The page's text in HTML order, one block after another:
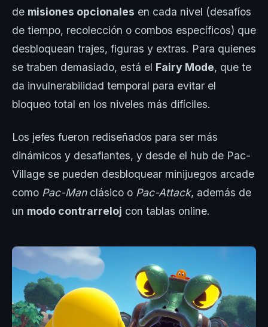
de misiones opcionales en cada nivel (desafíos
de tiempo, recolección o combos específicos) que
desbloquean trajes, figuras y extras. Para quienes
se traben demasiado, está el Fairy Mode, que te
da invulnerabilidad temporal para evitar el
bloqueo total en los niveles más difíciles.
Los jefes fueron rediseñados para ser más
dinámicos y desafiantes, y desde el hub de Pac-
Village se pueden desbloquear minijuegos arcade
como Pac-Manclásico o Pac-Attack, además de
un modo contrarreloj con tablas online.